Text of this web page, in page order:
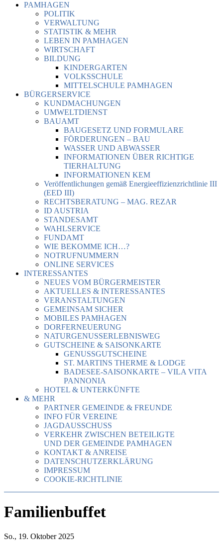
PAMHAGEN
POLITIK
VERWALTUNG
STATISTIK & MEHR
LEBEN IN PAMHAGEN
WIRTSCHAFT
BILDUNG
KINDERGARTEN
VOLKSSCHULE
MITTELSCHULE PAMHAGEN
BÜRGERSERVICE
KUNDMACHUNGEN
UMWELTDIENST
BAUAMT
BAUGESETZ UND FORMULARE
FÖRDERUNGEN – BAU
WASSER UND ABWASSER
INFORMATIONEN ÜBER RICHTIGE
TIERHALTUNG
INFORMATIONEN KEM
Veröffentlichungen gemäß Energieeffizienzrichtlinie III
(EED III)
RECHTSBERATUNG – MAG. REZAR
ID AUSTRIA
STANDESAMT
WAHLSERVICE
FUNDAMT
WIE BEKOMME ICH…?
NOTRUFNUMMERN
ONLINE SERVICES
INTERESSANTES
NEUES VOM BÜRGERMEISTER
AKTUELLES & INTERESSANTES
VERANSTALTUNGEN
GEMEINSAM SICHER
MOBILES PAMHAGEN
DORFERNEUERUNG
NATURGENUSSERLEBNISWEG
GUTSCHEINE & SAISONKARTE
GENUSSGUTSCHEINE
ST. MARTINS THERME & LODGE
BADESEE-SAISONKARTE – VILA VITA
PANNONIA
HOTEL & UNTERKÜNFTE
& MEHR
PARTNER GEMEINDE & FREUNDE
INFO FÜR VEREINE
JAGDAUSSCHUSS
VERKEHR ZWISCHEN BETEILIGTE
UND DER GEMEINDE PAMHAGEN
KONTAKT & ANREISE
DATENSCHUTZERKLÄRUNG
IMPRESSUM
COOKIE-RICHTLINIE
Familienbuffet
So., 19. Oktober 2025